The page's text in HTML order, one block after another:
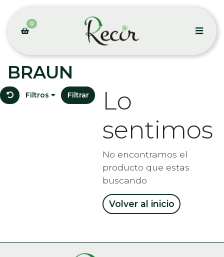
0
BRAUN
Filtros Filtrar
Lo
sentimos
No encontramos el
producto que estas
buscando
Volver al inicio